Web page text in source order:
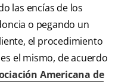
las encías de los
o pegando un
el procedimiento
el mismo, de acuerdo
Americana de